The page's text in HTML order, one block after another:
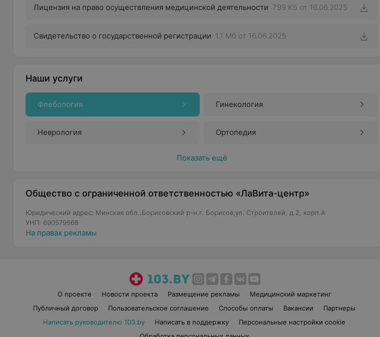
Лицензия на право осуществления медицинской деятельности 799 Кб от 16.06.2025
Свидетельство о государственной регистрации 1.1 Мб от 16.06.2025
Наши услуги
Флебология Гинекология
Неврология Ортопедия
Показать ещё
Общество с ограниченной ответственностью «ЛаВита-центр»
Юридический адрес: Минская обл.,Борисовский р-н,г. Борисов,ул. Строителей, д.2, корп.А
УНП: 690579668
На правах рекламы
О проекте Новости проекта Размещение рекламы
Медицинский маркетинг
Публичный договор
Пользовательское соглашение Способы оплаты Вакансии
Партнеры
Написать руководителю 103.by
Написать в поддержку
Персональные настройки cookie